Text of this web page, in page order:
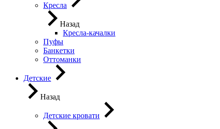
Кресла
Назад
Кресла-качалки
Пуфы
Банкетки
Оттоманки
Детские
Назад
Детские кровати